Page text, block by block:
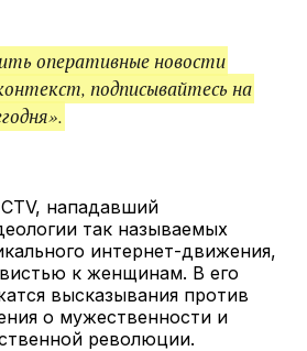
оперативные новости
подписывайтесь на
нападавший
так называемых
интернет-движения,
к женщинам. В его
высказывания против
о мужественности и
революции.